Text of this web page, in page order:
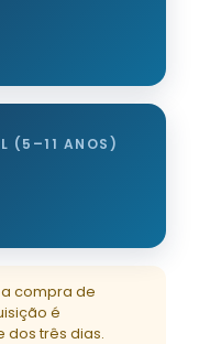
(5–11 ANOS)
compra de
é
três dias.